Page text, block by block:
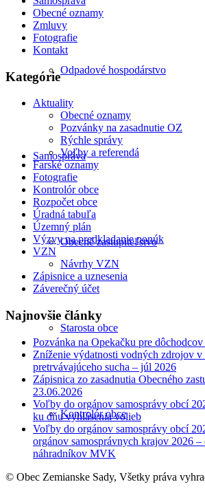
Odpadové hospodárstvo
Samospráva
Obecné zastupiteľstvo
Starosta obce
Kontrolór obce
Obecné oznamy
Zmluvy
Fotografie
Kontakt
Kategórie
Aktuality
Obecné oznamy
Pozvánky na zasadnutie OZ
Rýchle správy
Voľby a referendá
Farské oznamy
Fotografie
Kontrolór obce
Rozpočet obce
Úradná tabuľa
Územný plán
Výzvy na predkladanie ponúk
VZN
Návrhy VZN
Zápisnice a uznesenia
Záverečný účet
Najnovšie články
Pozvánka na Opekačku pre
Zníženie výdatnosti vodných zdrojov v
pretrvávajúceho sucha – júl 2026
Zápisnica zo zasadnutia Obecného
23.06.2026
Voľby do orgánov samosprávy obcí
ku dňu vyhlásenia volieb
Voľby do orgánov samosprávy obcí
orgánov samosprávnych krajov 2026 –
náhradníkov MVK
© Obec Zemianske Sady, Všetky práva